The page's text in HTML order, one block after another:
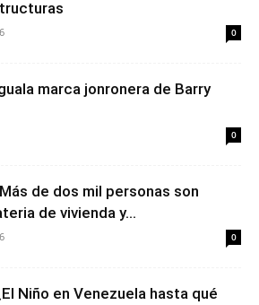
0
marca jonronera de Barry
0
de dos mil personas son
de vivienda y...
0
Niño en Venezuela hasta qué